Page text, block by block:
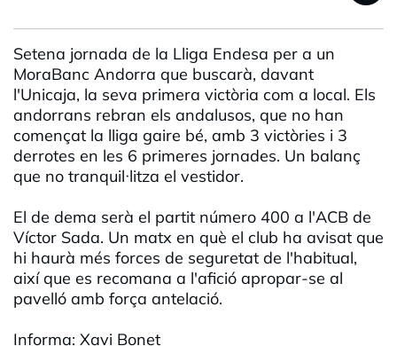
Setena jornada de la Lliga Endesa per a un
MoraBanc Andorra que buscarà, davant
l'Unicaja, la seva primera victòria com a local. Els
andorrans rebran els andalusos, que no han
començat la lliga gaire bé, amb 3 victòries i 3
derrotes en les 6 primeres jornades. Un balanç
que no tranquil·litza el vestidor.
El de dema serà el partit número 400 a l'ACB de
Víctor Sada. Un matx en què el club ha avisat que
hi haurà més forces de seguretat de l'habitual,
així que es recomana a l'afició apropar-se al
pavelló amb força antelació.
Informa: Xavi Bonet